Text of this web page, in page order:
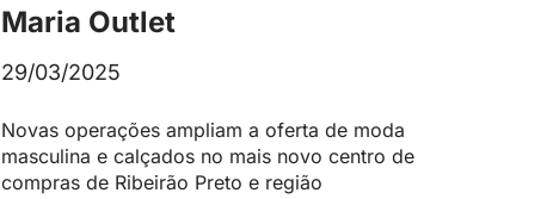
Maria Outlet
29/03/2025
Novas operações ampliam a oferta de moda
masculina e calçados no mais novo centro de
compras de Ribeirão Preto e região